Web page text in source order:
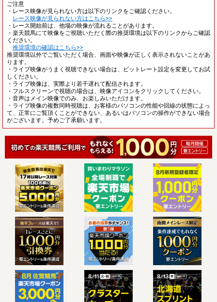
ご注意
・レース映像が見られない方は以下のリンクをご確認ください。
レース映像が見られない方はこちら>>
・レース開始前は、他場の映像が流れることがあります。
・楽天競馬にて映像をご視聴いただく際の推奨環境は以下のリンクからご確認
ください。
推奨環境の確認はこちら>>
推奨環境以外でご覧いただく場合、画面や映像が正しく表示されないことがあ
ります。
・ライブ映像がうまく視聴できない場合は、ビットレート設定を変更してお試
しください。
・ライブ映像は、実際より若干遅れて配信されます。
・フルスクリーンで視聴の場合は、映像アイコンをクリックしてください。
・音声はメイン映像でのみ、お楽しみいただけます。
・ライブ映像の複数同時視聴は、お客様のパソコンの性能や回線の状態によっ
て、正常にご覧頂くことができない、あるいはパソコンの操作ができない場合
がございます。予めご了承願います。